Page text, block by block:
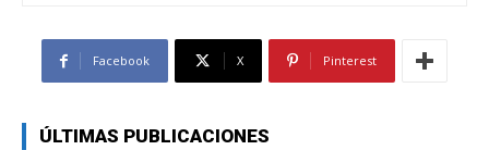
Facebook X Pinterest
ÚLTIMAS PUBLICACIONES